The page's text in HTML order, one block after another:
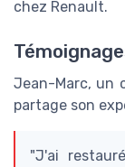
chez Renault.
Jean-Marc, un
partage son
"J'ai